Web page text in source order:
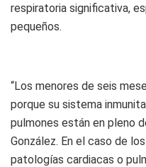
respiratoria significativa,
pequeños.
“Los menores de seis
porque su sistema
pulmones están en pleno
González. En el caso de
patologías cardiacas o